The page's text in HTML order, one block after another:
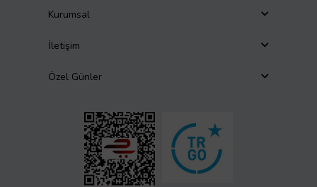
Kurumsal
İletişim
Özel Günler